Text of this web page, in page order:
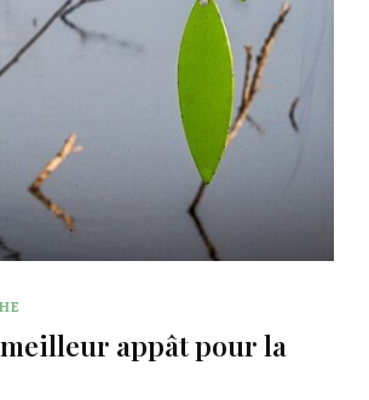
appât pour la